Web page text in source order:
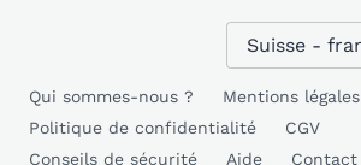
Qui sommes-nous ?
Mentions légales
Politique de confidentialité
CGV
Conseils de sécurité
Aide Contact